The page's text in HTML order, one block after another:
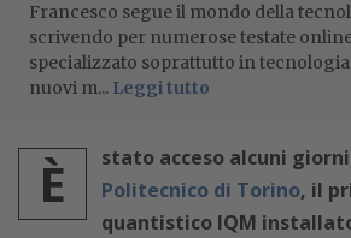
Francesco segue il mondo della
scrivendo per numerose testate
specializzato soprattutto in tecnologia
nuovi m... Leggi tutto
È
stato acceso alcuni
Politecnico di Torino, il
quantistico IQM